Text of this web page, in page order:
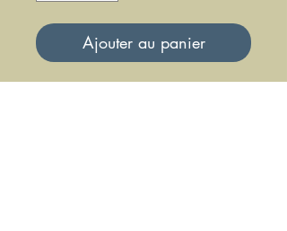
Ajouter au panier